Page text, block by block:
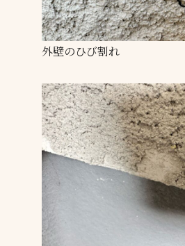
外壁のひび割れ